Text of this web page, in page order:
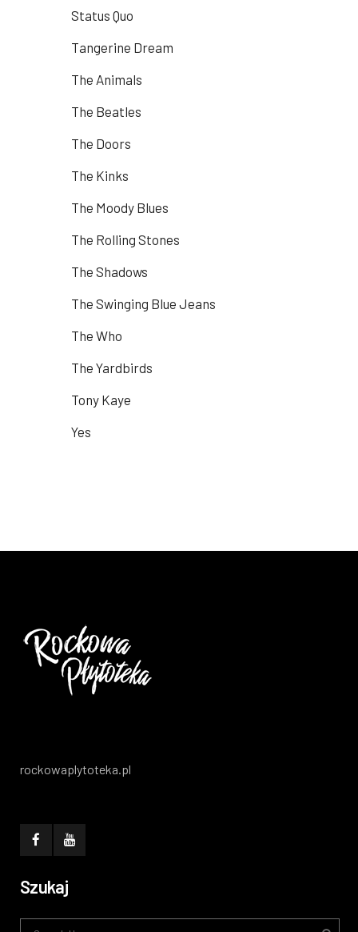
Status Quo
Tangerine Dream
The Animals
The Beatles
The Doors
The Kinks
The Moody Blues
The Rolling Stones
The Shadows
The Swinging Blue Jeans
The Who
The Yardbirds
Tony Kaye
Yes
rockowaplytoteka.pl
Szukaj